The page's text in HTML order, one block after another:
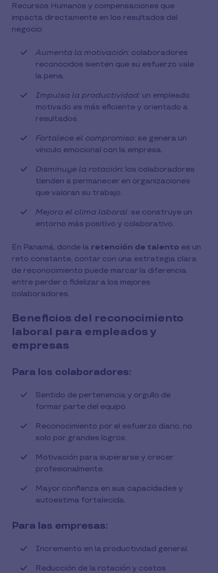
Recursos Humanos y compensaciones que
impacta directamente en los resultados del
negocio:
Aumenta la motivación: colaboradores
reconocidos sienten que su esfuerzo vale
la pena.
Impulsa la productividad: un empleado
motivado es más eficiente y orientado a
resultados.
Fortalece el compromiso: se genera un
vínculo emocional con la empresa.
Disminuye la rotación: los colaboradores
tienden a permanecer en organizaciones
que valoran su trabajo.
Mejora el clima laboral: se construye un
entorno más positivo y colaborativo.
En Panamá, donde la retención de talento es un
reto constante, contar con una estrategia clara
de reconocimiento puede marcar la diferencia
entre perder o fidelizar a los mejores
colaboradores.
Beneficios del reconocimiento
laboral para empleados y
empresas
Para los colaboradores:
Sentido de pertenencia y orgullo de
formar parte del equipo.
Reconocimiento por el esfuerzo diario, no
solo por grandes logros.
Motivación para superarse y crecer
profesionalmente.
Mayor confianza en sus capacidades y
autoestima fortalecida.
Para las empresas:
Incremento en la productividad general.
Reducción de la rotación y costos